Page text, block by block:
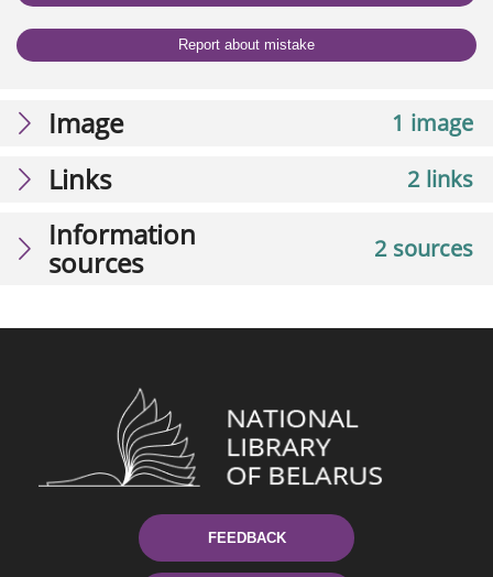
Report about mistake
1 image
Image
2 links
Links
2 sources
Information
sources
FEEDBACK